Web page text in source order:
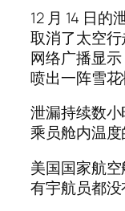
12 月 14 日
取消了太空行
网络广播显
喷出一阵雪花
泄漏持续数
乘员舱内温度
美国国家航
有宇航员都没